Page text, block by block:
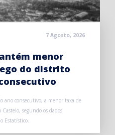
7 Agosto, 2026
menor
do distrito
ano consecutivo, a menor taxa de
segundo os dados
Estatístico.